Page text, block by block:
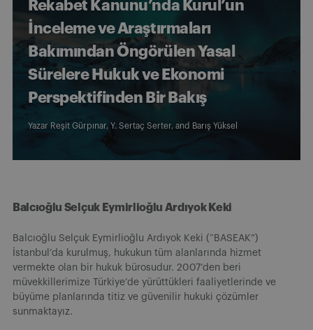
Rekabet Kanunu’nda Kurul’un
İnceleme ve Araştırmaları
Bakımından Öngörülen Yasal
Sürelere Hukuk ve Ekonomi
Perspektifinden Bir Bakış
Yazar Reşit Gürpınar, Y. Sertaç Serter, and Barış Yüksel
Balcıoğlu Selçuk Eymirlioğlu Ardıyok Keki
Balcıoğlu Selçuk Eymirlioğlu Ardıyok Keki (“BASEAK”)
İstanbul’da kurulmuş, hukukun tüm alanlarında hizmet
vermekte olan bir hukuk bürosudur. 2007’den beri
müvekkillerimize Türkiye’de yürüttükleri faaliyetlerinde ve
büyüme planlarında titiz ve güvenilir hukuki çözümler
sunmaktayız.